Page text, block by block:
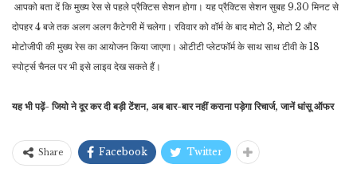
आपको बता दें कि मुख्य रेस से पहले प्रैक्टिस सेशन होगा। यह प्रैक्टिस सेशन सुबह 9.30 मिनट से
दोपहर 4 बजे तक अलग अलग कैटेगरी में चलेगा। रविवार को वॉर्म के बाद मोटो 3, मोटो 2 और
मोटोजीपी की मुख्य रेस का आयोजन किया जाएगा। ओटीटी प्लेटफॉर्म के साथ साथ टीवी के 18
स्पोर्ट्स चैनल पर भी इसे लाइव देख सकते हैं।
यह भी पढ़ें- जियो ने दूर कर दी बड़ी टेंशन, अब बार-बार नहीं कराना पड़ेगा रिचार्ज, जानें धांसू ऑफर
Share Facebook Twitter